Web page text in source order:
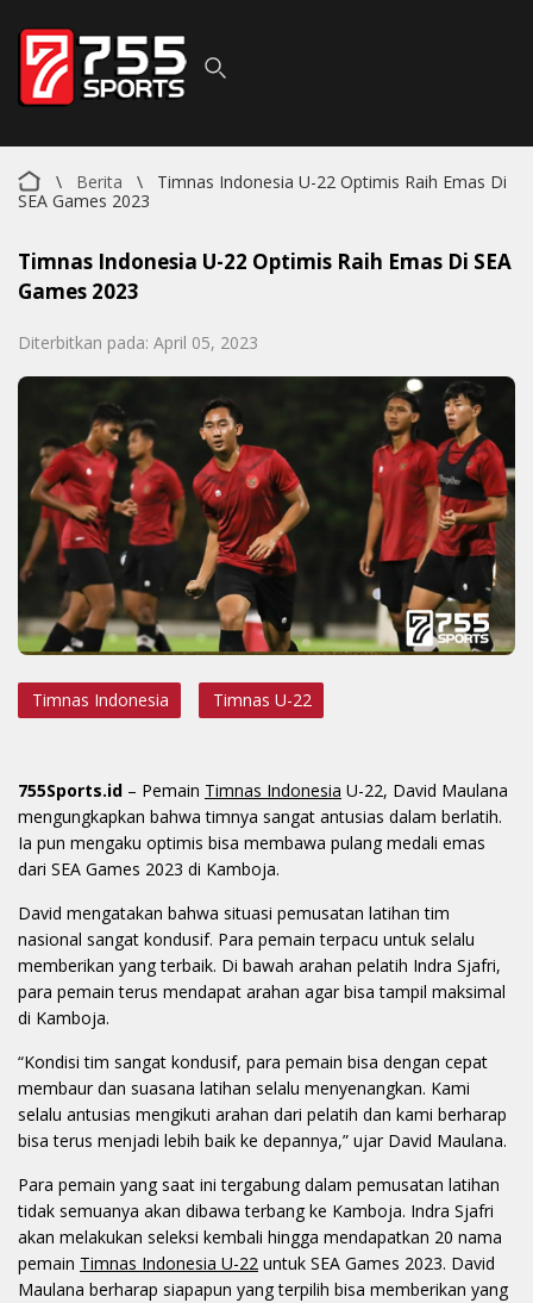
\ Berita \
Timnas Indonesia U-22 Optimis Raih Emas Di
SEA Games 2023
Timnas Indonesia U-22 Optimis Raih Emas Di SEA
Games 2023
Diterbitkan pada: April 05, 2023
Timnas Indonesia Timnas U-22
755Sports.id – Pemain Timnas Indonesia U-22, David Maulana
mengungkapkan bahwa timnya sangat antusias dalam berlatih.
Ia pun mengaku optimis bisa membawa pulang medali emas
dari SEA Games 2023 di Kamboja.
David mengatakan bahwa situasi pemusatan latihan tim
nasional sangat kondusif. Para pemain terpacu untuk selalu
memberikan yang terbaik. Di bawah arahan pelatih Indra Sjafri,
para pemain terus mendapat arahan agar bisa tampil maksimal
di Kamboja.
“Kondisi tim sangat kondusif, para pemain bisa dengan cepat
membaur dan suasana latihan selalu menyenangkan. Kami
selalu antusias mengikuti arahan dari pelatih dan kami berharap
bisa terus menjadi lebih baik ke depannya,” ujar David Maulana.
Para pemain yang saat ini tergabung dalam pemusatan latihan
tidak semuanya akan dibawa terbang ke Kamboja. Indra Sjafri
akan melakukan seleksi kembali hingga mendapatkan 20 nama
pemain Timnas Indonesia U-22 untuk SEA Games 2023. David
Maulana berharap siapapun yang terpilih bisa memberikan yang